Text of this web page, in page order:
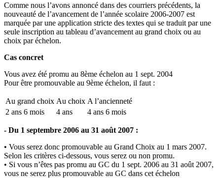
Comme nous l’avons annoncé dans des courriers précédents, la
nouveauté de l’avancement de l’année scolaire 2006-2007 est
marquée par une application stricte des textes qui se traduit par une
seule inscription au tableau d’avancement au grand choix ou au
choix par échelon.
Cas concret
Vous avez été promu au 8ème échelon au 1 sept. 2004
Pour être promouvable au 9ème échelon, il faut :
Au grand choix Au choix A l’ancienneté
2 ans 6 mois
4 ans 4 ans 6 mois
- Du 1 septembre 2006 au 31 août 2007 :
• Vous serez donc promouvable au Grand Choix au 1 mars 2007.
Selon les critères ci-dessous, vous serez ou non promu.
• Si vous n’êtes pas promu au GC du 1 sept. 2006 au 31 août 2007,
vous ne serez plus promouvable au GC dans cet échelon